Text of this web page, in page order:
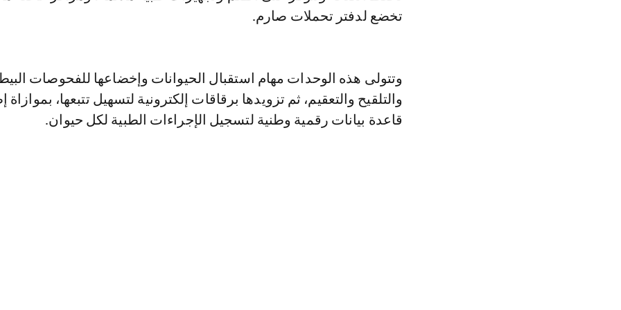
تخضع لدفتر تحملات صارم.
وتتولى هذه الوحدات مهام استقبال الحيوانات وإخضاعها للفحوصات
والتلقيح والتعقيم، ثم تزويدها برقاقات إلكترونية لتسهيل تتبعها، بموازاة
قاعدة بيانات رقمية وطنية لتسجيل الإجراءات الطبية لكل حيوان.